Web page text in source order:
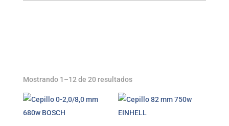
Mostrando 1–12 de 20 resultados